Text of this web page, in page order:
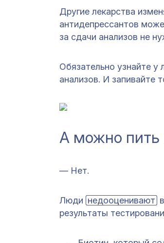
Другие лекарства
антидепрессантов
за сдачи анализов не
Обязательно узнайте у
анализов. И запивайте
А можно
— Нет.
Люди недооценивают
результаты